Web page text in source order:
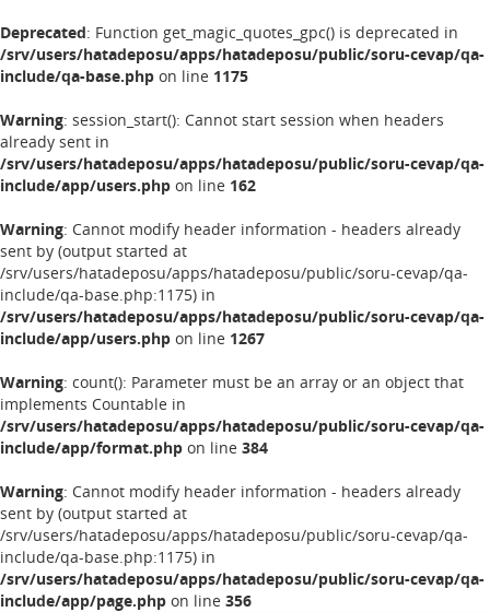
Deprecated: Function get_magic_quotes_gpc() is deprecated in
/srv/users/hatadeposu/apps/hatadeposu/public/soru-cevap/qa-
include/qa-base.php on line 1175
Warning: session_start(): Cannot start session when headers
already sent in
/srv/users/hatadeposu/apps/hatadeposu/public/soru-cevap/qa-
include/app/users.php on line 162
Warning: Cannot modify header information - headers already
sent by (output started at
/srv/users/hatadeposu/apps/hatadeposu/public/soru-cevap/qa-
include/qa-base.php:1175) in
/srv/users/hatadeposu/apps/hatadeposu/public/soru-cevap/qa-
include/app/users.php on line 1267
Warning: count(): Parameter must be an array or an object that
implements Countable in
/srv/users/hatadeposu/apps/hatadeposu/public/soru-cevap/qa-
include/app/format.php on line 384
Warning: Cannot modify header information - headers already
sent by (output started at
/srv/users/hatadeposu/apps/hatadeposu/public/soru-cevap/qa-
include/qa-base.php:1175) in
/srv/users/hatadeposu/apps/hatadeposu/public/soru-cevap/qa-
include/app/page.php on line 356